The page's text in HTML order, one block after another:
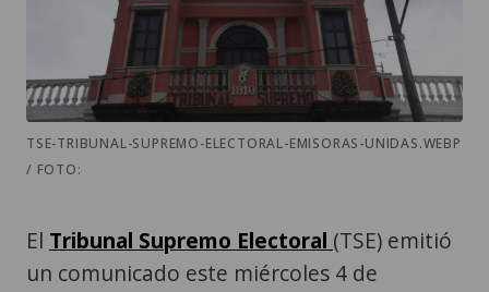
TSE-TRIBUNAL-SUPREMO-ELECTORAL-EMISORAS-UNIDAS.WEBP
/ FOTO:
El Tribunal Supremo Electoral (TSE) emitió
un comunicado este miércoles 4 de